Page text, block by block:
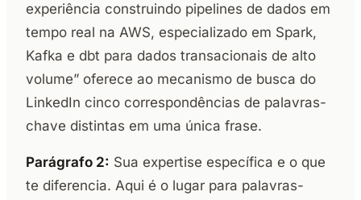
experiência construindo pipelines de dados em
tempo real na AWS, especializado em Spark,
Kafka e dbt para dados transacionais de alto
volume” oferece ao mecanismo de busca do
LinkedIn cinco correspondências de palavras-
chave distintas em uma única frase.
Parágrafo 2: Sua expertise específica e o que
te diferencia. Aqui é o lugar para palavras-